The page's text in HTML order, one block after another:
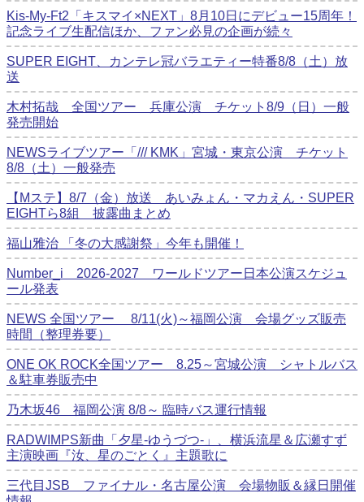
Kis-My-Ft2「キスマイ×NEXT」8月10日にデビュー15周年！
記念ライブ生配信ほか、ファン必見の企画が続々
SUPER EIGHT、カンテレ冠バラエティー特番8/8（土）放
送
木村拓哉 全国ツアー 兵庫公演 チケット8/9（日）一般
発売開始
NEWSライブツアー「/// KMK」宮城・東京公演 チケット
8/8（土）一般発売
【Mステ】8/7（金）放送 あいみょん・マカえん・SUPER
EIGHTら8組 披露曲まとめ
福山雅治 「冬の⼤感謝祭」今年も開催！
Number_i 2026‐2027 ワールドツアー日本公演スケジュ
ール発表
NEWS 全国ツアー 8/11(火)～福岡公演 会場グッズ販売
時間（整理券要）
ONE OK ROCK全国ツアー 8.25～宮城公演 シャトルバス
＆駐車券販売中
乃木坂46 福岡公演 8/8～ 臨時バス運行情報
RADWIMPS新曲「夕星-ゆうづつ-」、横浜流星＆広瀬すず
主演映画『汝、星のごとく』主題歌に
三代目JSB ファイナル・名古屋公演 会場物販＆縁日開催